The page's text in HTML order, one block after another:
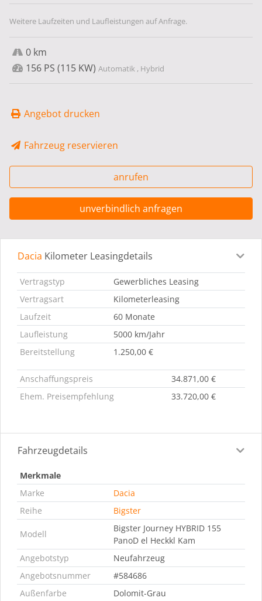
Weitere Laufzeiten und Laufleistungen auf Anfrage.
0 km
156 PS (115 KW) Automatik , Hybrid
Angebot drucken
Fahrzeug reservieren
anrufen
unverbindlich anfragen
Leasingdetails Fahrzeugdetails
Dacia Kilometer Leasingdetails
Vertragstyp
Gewerbliches Leasing
Vertragsart
Kilometerleasing
Laufzeit
60 Monate
Laufleistung
5000 km/Jahr
Bereitstellung
1.250,00 €
Anschaffungspreis
34.871,00 €
Ehem. Preisempfehlung
33.720,00 €
Fahrzeugdetails
Merkmale
Marke
Dacia
Reihe
Bigster
Modell
Bigster Journey HYBRID 155
PanoD el Heckkl Kam
Angebotstyp
Neufahrzeug
Angebotsnummer
#584686
Außenfarbe
Dolomit-Grau